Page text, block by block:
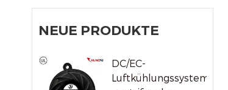
NEUE PRODUKTE
DC/EC-
Luftkühlungssystem,